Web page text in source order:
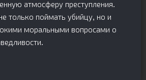
атмосферу преступления.
только поймать убийцу, но и
моральными вопросами о